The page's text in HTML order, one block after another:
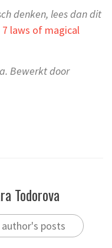
denken, lees dan dit
7 laws of magical
Bewerkt door
Todorova
author's posts